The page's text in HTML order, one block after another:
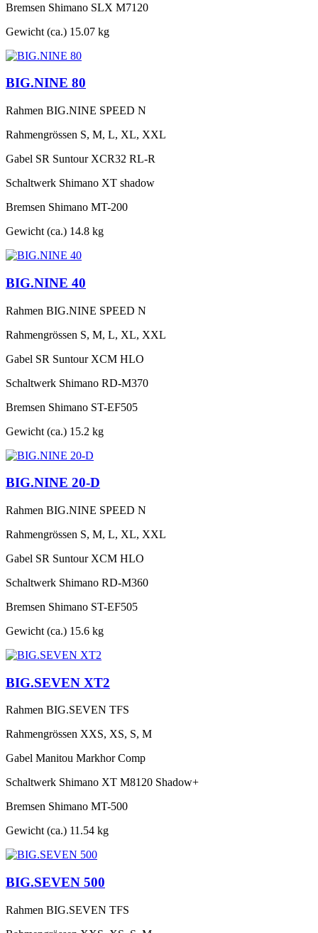
Bremsen Shimano SLX M7120
Gewicht (ca.) 15.07 kg
BIG.NINE 80
Rahmen BIG.NINE SPEED N
Rahmengrössen S, M, L, XL, XXL
Gabel SR Suntour XCR32 RL-R
Schaltwerk Shimano XT shadow
Bremsen Shimano MT-200
Gewicht (ca.) 14.8 kg
BIG.NINE 40
Rahmen BIG.NINE SPEED N
Rahmengrössen S, M, L, XL, XXL
Gabel SR Suntour XCM HLO
Schaltwerk Shimano RD-M370
Bremsen Shimano ST-EF505
Gewicht (ca.) 15.2 kg
BIG.NINE 20-D
Rahmen BIG.NINE SPEED N
Rahmengrössen S, M, L, XL, XXL
Gabel SR Suntour XCM HLO
Schaltwerk Shimano RD-M360
Bremsen Shimano ST-EF505
Gewicht (ca.) 15.6 kg
BIG.SEVEN XT2
Rahmen BIG.SEVEN TFS
Rahmengrössen XXS, XS, S, M
Gabel Manitou Markhor Comp
Schaltwerk Shimano XT M8120 Shadow+
Bremsen Shimano MT-500
Gewicht (ca.) 11.54 kg
BIG.SEVEN 500
Rahmen BIG.SEVEN TFS